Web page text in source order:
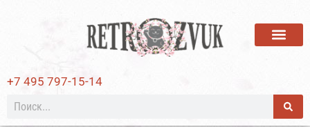
+7 495 797-15-14